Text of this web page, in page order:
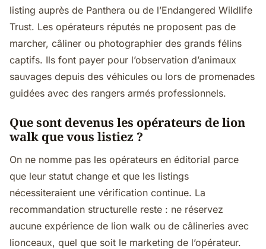
listing auprès de Panthera ou de l’Endangered Wildlife
Trust. Les opérateurs réputés ne proposent pas de
marcher, câliner ou photographier des grands félins
captifs. Ils font payer pour l’observation d’animaux
sauvages depuis des véhicules ou lors de promenades
guidées avec des rangers armés professionnels.
Que sont devenus les opérateurs de lion
walk que vous listiez ?
On ne nomme pas les opérateurs en éditorial parce
que leur statut change et que les listings
nécessiteraient une vérification continue. La
recommandation structurelle reste : ne réservez
aucune expérience de lion walk ou de câlineries avec
lionceaux, quel que soit le marketing de l’opérateur.